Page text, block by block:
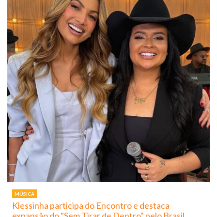
MÚSICA
Klessinha participa do Encontro e destaca